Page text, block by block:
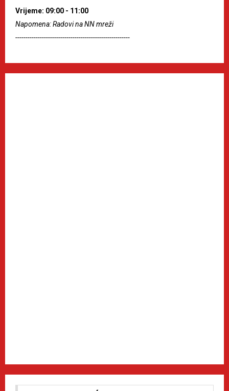
Vrijeme: 09:00 - 11:00
Napomena: Radovi na NN mreži
--------------------------------------------------------